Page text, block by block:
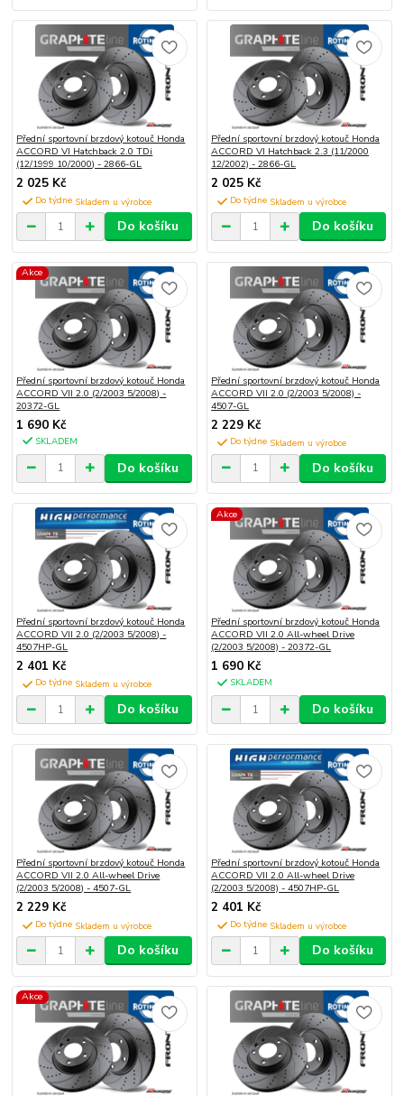
Přední sportovní brzdový kotouč Honda
ACCORD VI Hatchback 2.0 TDi
(12/1999 10/2000) - 2866-GL
2 025 Kč
Do týdne
Do košíku
Přední sportovní brzdový kotouč Honda
ACCORD VI Hatchback 2.3 (11/2000
12/2002) - 2866-GL
2 025 Kč
Do týdne
Do košíku
Akce
Přední sportovní brzdový kotouč Honda
ACCORD VII 2.0 (2/2003 5/2008) -
20372-GL
1 690 Kč
SKLADEM
Do košíku
Přední sportovní brzdový kotouč Honda
ACCORD VII 2.0 (2/2003 5/2008) -
4507-GL
2 229 Kč
Do týdne
Do košíku
Přední sportovní brzdový kotouč Honda
ACCORD VII 2.0 (2/2003 5/2008) -
4507HP-GL
2 401 Kč
Do týdne
Do košíku
Akce
Přední sportovní brzdový kotouč Honda
ACCORD VII 2.0 All-wheel Drive
(2/2003 5/2008) - 20372-GL
1 690 Kč
SKLADEM
Do košíku
Přední sportovní brzdový kotouč Honda
ACCORD VII 2.0 All-wheel Drive
(2/2003 5/2008) - 4507-GL
2 229 Kč
Do týdne
Do košíku
Přední sportovní brzdový kotouč Honda
ACCORD VII 2.0 All-wheel Drive
(2/2003 5/2008) - 4507HP-GL
2 401 Kč
Do týdne
Do košíku
Akce